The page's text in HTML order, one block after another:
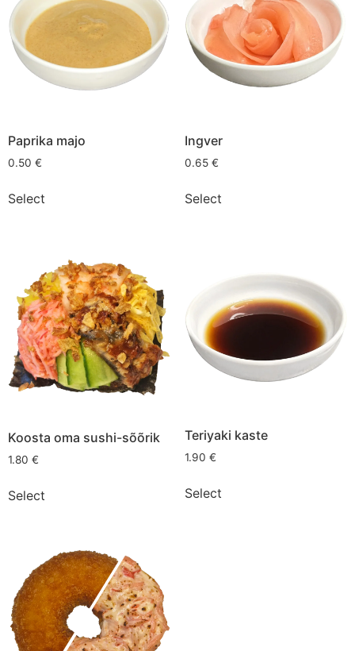
Paprika majo
0.50 €
Select
Ingver
0.65 €
Select
Koosta oma sushi-sõõrik
1.80 €
Select
Teriyaki kaste
1.90 €
Select